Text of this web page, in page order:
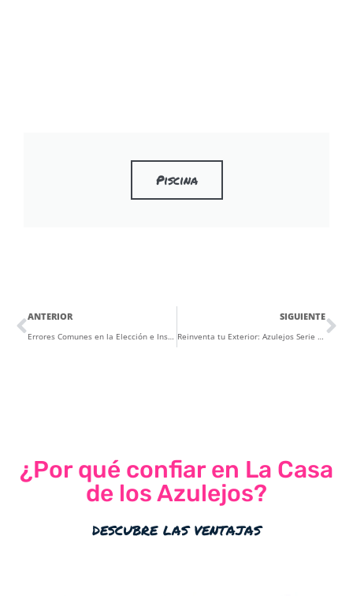
Piscina
ANTERIOR
Errores Comunes en la Elección e Instalación de Azulejos y Cómo Evitarlos
SIGUIENTE
Reinventa tu Exterior: Azulejos Serie YOHO, GRUNGE y ÓPERA para Espacios con Estilo
¿Por qué confiar en La Casa
de los Azulejos?
descubre las ventajas